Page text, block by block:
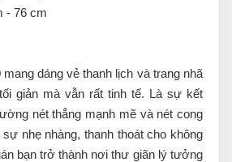
- 76 cm
dáng vẻ thanh lịch và trang nhã
giản mà vẫn rất tinh tế. Là sự kết
nét thẳng mạnh mẽ và nét cong
nhẹ nhàng, thanh thoát cho không
bạn trở thành nơi thư giãn lý tưởng